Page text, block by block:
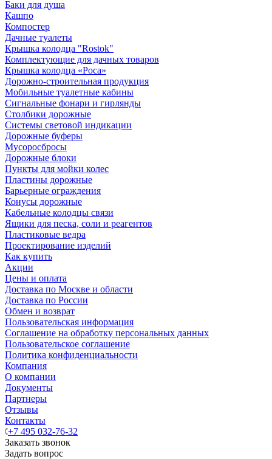
Баки для душа
Кашпо
Компостер
Дачные туалеты
Крышка колодца "Rostok"
Комплектующие для дачных товаров
Крышка колодца «Роса»
Дорожно-строительная продукция
Мобильные туалетные кабины
Сигнальные фонари и гирлянды
Столбики дорожные
Системы световой индикации
Дорожные буферы
Мусоросбросы
Дорожные блоки
Пункты для мойки колес
Пластины дорожные
Барьерные ограждения
Конусы дорожные
Кабельные колодцы связи
Ящики для песка, соли и реагентов
Пластиковые ведра
Проектирование изделий
Как купить
Акции
Цены и оплата
Доставка по Москве и области
Доставка по России
Обмен и возврат
Пользовательская информация
Соглашение на обработку персональных данных
Пользовательское соглашение
Политика конфиденциальности
Компания
О компании
Документы
Партнеры
Отзывы
Контакты
+7 495 032-76-32
Заказать звонок
Задать вопрос